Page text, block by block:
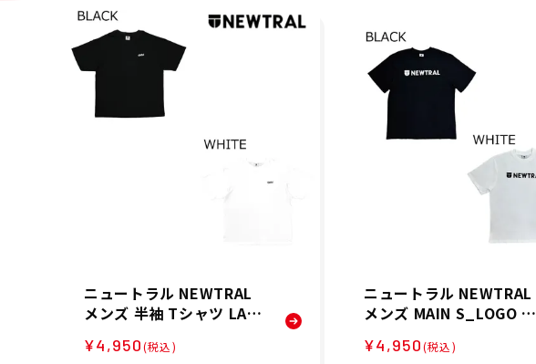
ニュートラル NEWTRAL
メンズ 半袖 Tシャツ LA T
¥4,950(税込)
ニュートラル NEWTRAL
メンズ MAIN S_LOGO T-
52001 25SP 春夏
¥4,950(税込)